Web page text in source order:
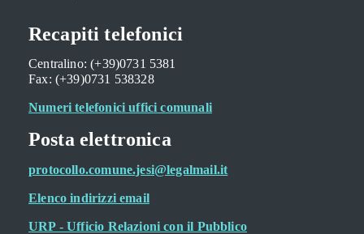
Recapiti telefonici
Centralino: (+39)0731 5381
Fax: (+39)0731 538328
Numeri telefonici uffici comunali
Posta elettronica
protocollo.comune.jesi@legalmail.it
Elenco indirizzi email
URP - Ufficio Relazioni con il Pubblico